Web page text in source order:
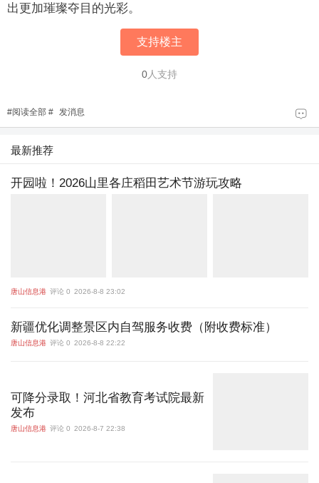
出更加璀璨夺目的光彩。
支持楼主
0人支持
#阅读全部 # 发消息
最新推荐
开园啦！2026山里各庄稻田艺术节游玩攻略
唐山信息港 评论 0 2026-8-8 23:02
新疆优化调整景区内自驾服务收费（附收费标准）
唐山信息港 评论 0 2026-8-8 22:22
可降分录取！河北省教育考试院最新
发布
唐山信息港 评论 0 2026-8-7 22:38